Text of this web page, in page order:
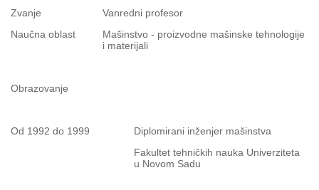
Zvanje
Vanredni profesor
Naučna oblast
Mašinstvo - proizvodne mašinske tehnologije
i materijali
Obrazovanje
Od 1992 do 1999
Diplomirani inženjer mašinstva
Fakultet tehničkih nauka Univerziteta
u Novom Sadu